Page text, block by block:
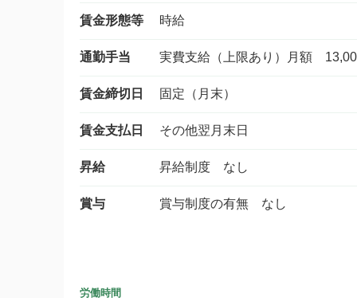
賃金形態等 時給
通勤手当 実費支給（上限あり）月額
賃金締切日 固定（月末）
賃金支払日 その他翌月末日
昇給 昇給制度 なし
賞与 賞与制度の有無 なし
労働時間